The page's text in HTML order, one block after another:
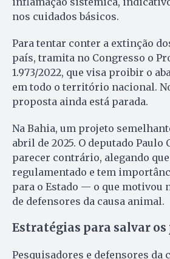
nos cuidados básicos.
Para tentar conter a extinção
país, tramita no Congresso o
1.973/2022, que visa proibir o
em todo o território nacional.
proposta ainda está parada.
Na Bahia, um projeto
abril de 2025. O deputado Paulo
parecer contrário, alegando que
regulamentado e tem
para o Estado — o que motivou
de defensores da causa animal.
Estratégias para salvar
Pesquisadores e defensores da